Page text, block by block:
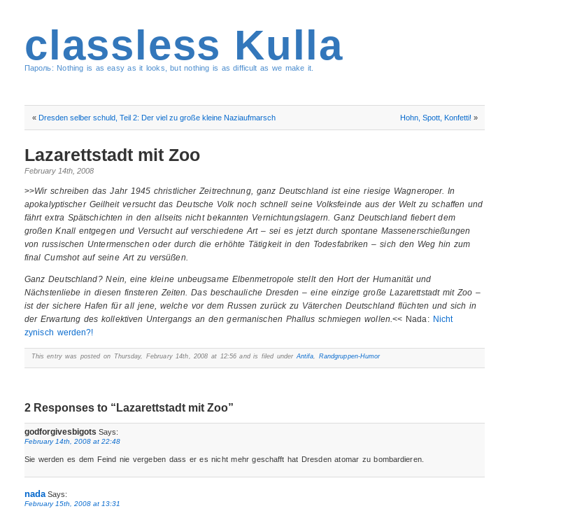
classless Kulla
Пароль: Nothing is as easy as it looks, but nothing is as difficult as we make it.
« Dresden selber schuld, Teil 2: Der viel zu große kleine Naziaufmarsch Hohn, Spott, Konfetti! »
Lazarettstadt mit Zoo
February 14th, 2008
>>Wir schreiben das Jahr 1945 christlicher Zeitrechnung, ganz Deutschland ist eine riesige Wagneroper. In
apokalyptischer Geilheit versucht das Deutsche Volk noch schnell seine Volksfeinde aus der Welt zu schaffen und
fährt extra Spätschichten in den allseits nicht bekannten Vernichtungslagern. Ganz Deutschland fiebert dem
großen Knall entgegen und Versucht auf verschiedene Art – sei es jetzt durch spontane Massenerschießungen
von russischen Untermenschen oder durch die erhöhte Tätigkeit in den Todesfabriken – sich den Weg hin zum
final Cumshot auf seine Art zu versüßen.
Ganz Deutschland? Nein, eine kleine unbeugsame Elbenmetropole stellt den Hort der Humanität und
Nächstenliebe in diesen finsteren Zeiten. Das beschauliche Dresden – eine einzige große Lazarettstadt mit Zoo –
ist der sichere Hafen für all jene, welche vor dem Russen zurück zu Väterchen Deutschland flüchten und sich in
der Erwartung des kollektiven Untergangs an den germanischen Phallus schmiegen wollen.<< Nada: Nicht
zynisch werden?!
This entry was posted on Thursday, February 14th, 2008 at 12:56 and is filed underAntifa, Randgruppen-Humor
2 Responses to “Lazarettstadt mit Zoo”
godforgivesbigots Says:
February 14th, 2008 at 22:48
Sie werden es dem Feind nie vergeben dass er es nicht mehr geschafft hat Dresden atomar zu bombardieren.
nadaSays:
February 15th, 2008 at 13:31